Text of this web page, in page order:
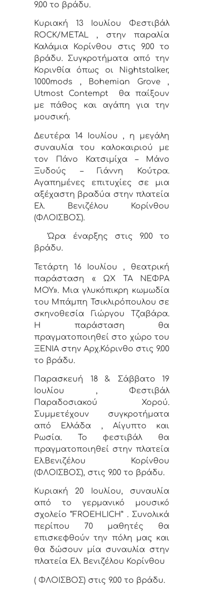
9.00 το βράδυ.
Κυριακή 13 Ιουλίου Φεστιβάλ
ROCK/METAL , στην παραλία
Καλάμια Κορίνθου στις 9.00 το
βράδυ. Συγκροτήματα από την
Κορινθία όπως οι Nightstalker,
1000mods , Bohemian Grove ,
Utmost Contempt
θα παίξουν
με πάθος και αγάπη για την
μουσική.
Δευτέρα 14 Ιουλίου , η μεγάλη
συναυλία του καλοκαιριού με
τον Πάνο Κατσιμίχα – Μάνο
Ξυδούς – Γιάννη Κούτρα.
Αγαπημένες επιτυχίες σε μια
αξέχαστη βραδύα στην πλατεία
Ελ. Βενιζέλου Κορίνθου
(ΦΛΟΙΣΒΟΣ).
Ώρα έναρξης στις 9.00 το
βράδυ.
Τετάρτη 16 Ιουλίου , θεατρική
παράσταση « ΩΧ ΤΑ ΝΕΦΡΑ
ΜΟΥ». Μια γλυκόπικρη κωμωδία
του Μπάμπη Τσικλιρόπουλου σε
σκηνοθεσία Γιώργου Τζαβάρα.
Η παράσταση θα
πραγματοποιηθεί στο χώρο του
ΞΕΝΙΑ στην Αρχ.Κόρινθο στις 9.00
το βράδυ.
Παρασκευή 18 & Σάββατο 19
Ιουλίου , Φεστιβάλ
Παραδοσιακού Χορού.
Συμμετέχουν συγκροτήματα
από Ελλάδα , Αίγυπτο και
Ρωσία. Το φεστιβάλ θα
πραγματοποιηθεί στην πλατεία
Ελ.Βενιζέλου Κορίνθου
(ΦΛΟΙΣΒΟΣ), στις 9.00 το βράδυ.
Κυριακή 20 Ιουλίου, συναυλία
από το γερμανικό μουσικό
σχολείο “FROEHLICH” . Συνολικά
περίπου 70 μαθητές θα
επισκεφθούν την πόλη μας και
θα δώσουν μία συναυλία στην
πλατεία Ελ. Βενιζέλου Κορίνθου
( ΦΛΟΙΣΒΟΣ) στις 9.00 το βράδυ.